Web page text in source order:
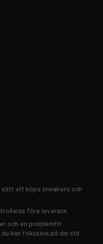
att köpa sneakers och
före leverans.
och en problemfri
kan fokusera på din stil